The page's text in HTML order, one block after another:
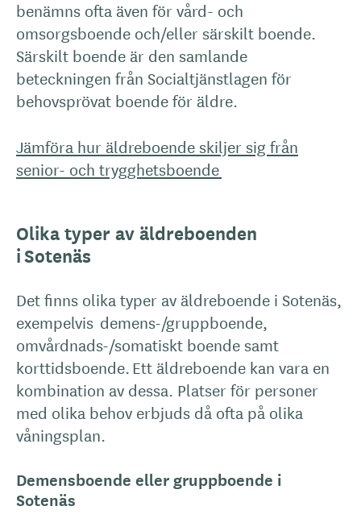
benämns ofta även för vård- och
omsorgsboende och/eller särskilt boende.
Särskilt boende är den samlande
beteckningen från Socialtjänstlagen för
behovsprövat boende för äldre.
Jämföra hur äldreboende skiljer sig från
senior- och trygghetsboende
Olika typer av äldreboenden
i Sotenäs
Det finns olika typer av äldreboende i Sotenäs,
exempelvis demens-/gruppboende,
omvårdnads-/somatiskt boende samt
korttidsboende. Ett äldreboende kan vara en
kombination av dessa. Platser för personer
med olika behov erbjuds då ofta på olika
våningsplan.
Demensboende eller gruppboende i
Sotenäs